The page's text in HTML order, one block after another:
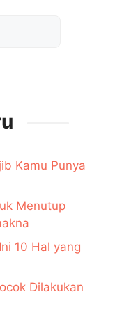
Kamu Punya
Menutup
10 Hal yang
Dilakukan